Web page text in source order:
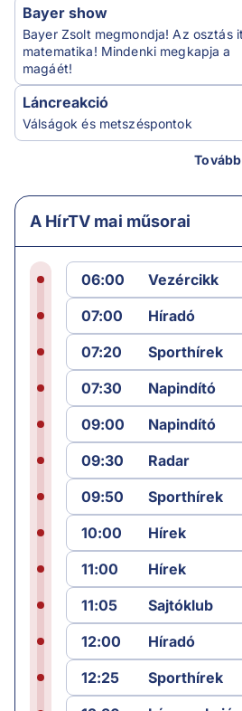
Bayer show
Bayer Zsolt megmondja! Az osztás
matematika! Mindenki megkapja a
magáét!
Láncreakció
Válságok és metszéspontok
A HírTV mai műsorai
06:00
Vezércikk
07:00
Híradó
07:20
Sporthírek
07:30
Napindító
09:00
Napindító
09:30
Radar
09:50
Sporthírek
10:00
Hírek
11:00
Hírek
11:05
Sajtóklub
12:00
Híradó
12:25
Sporthírek